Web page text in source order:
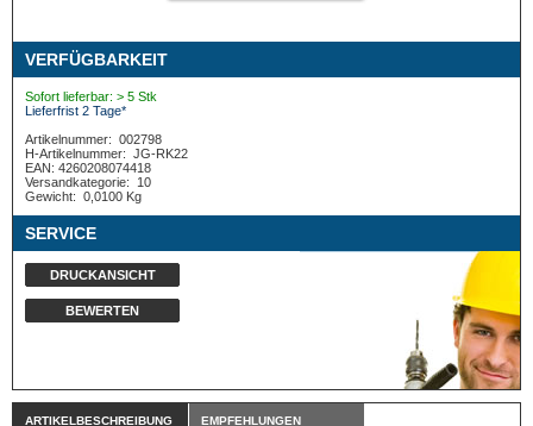
VERFÜGBARKEIT
Sofort lieferbar: > 5 Stk
Lieferfrist 2 Tage*
Artikelnummer: 002798
H-Artikelnummer: JG-RK22
EAN: 4260208074418
Versandkategorie:
10
Gewicht: 0,0100 Kg
SERVICE
DRUCKANSICHT
BEWERTEN
ARTIKELBESCHREIBUNG EMPFEHLUNGEN